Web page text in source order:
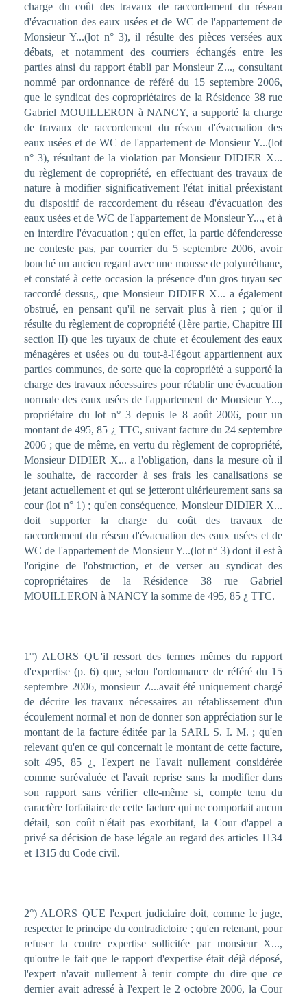
charge du coût des travaux de raccordement du réseau
d'évacuation des eaux usées et de WC de l'appartement de
Monsieur Y...(lot n° 3), il résulte des pièces versées aux
débats, et notamment des courriers échangés entre les
parties ainsi du rapport établi par Monsieur Z..., consultant
nommé par ordonnance de référé du 15 septembre 2006,
que le syndicat des copropriétaires de la Résidence 38 rue
Gabriel MOUILLERON à NANCY, a supporté la charge
de travaux de raccordement du réseau d'évacuation des
eaux usées et de WC de l'appartement de Monsieur Y...(lot
n° 3), résultant de la violation par Monsieur DIDIER X...
du règlement de copropriété, en effectuant des travaux de
nature à modifier significativement l'état initial préexistant
du dispositif de raccordement du réseau d'évacuation des
eaux usées et de WC de l'appartement de Monsieur Y..., et à
en interdire l'évacuation ; qu'en effet, la partie défenderesse
ne conteste pas, par courrier du 5 septembre 2006, avoir
bouché un ancien regard avec une mousse de polyuréthane,
et constaté à cette occasion la présence d'un gros tuyau sec
raccordé dessus,, que Monsieur DIDIER X... a également
obstrué, en pensant qu'il ne servait plus à rien ; qu'or il
résulte du règlement de copropriété (1ère partie, Chapitre III
section II) que les tuyaux de chute et écoulement des eaux
ménagères et usées ou du tout-à-l'égout appartiennent aux
parties communes, de sorte que la copropriété a supporté la
charge des travaux nécessaires pour rétablir une évacuation
normale des eaux usées de l'appartement de Monsieur Y...,
propriétaire du lot n° 3 depuis le 8 août 2006, pour un
montant de 495, 85 ¿ TTC, suivant facture du 24 septembre
2006 ; que de même, en vertu du règlement de copropriété,
Monsieur DIDIER X... a l'obligation, dans la mesure où il
le souhaite, de raccorder à ses frais les canalisations se
jetant actuellement et qui se jetteront ultérieurement sans sa
cour (lot n° 1) ; qu'en conséquence, Monsieur DIDIER X...
doit supporter la charge du coût des travaux de
raccordement du réseau d'évacuation des eaux usées et de
WC de l'appartement de Monsieur Y...(lot n° 3) dont il est à
l'origine de l'obstruction, et de verser au syndicat des
copropriétaires de la Résidence 38 rue Gabriel
MOUILLERON à NANCY la somme de 495, 85 ¿ TTC.
1°) ALORS QU'il ressort des termes mêmes du rapport
d'expertise (p. 6) que, selon l'ordonnance de référé du 15
septembre 2006, monsieur Z...avait été uniquement chargé
de décrire les travaux nécessaires au rétablissement d'un
écoulement normal et non de donner son appréciation sur le
montant de la facture éditée par la SARL S. I. M. ; qu'en
relevant qu'en ce qui concernait le montant de cette facture,
soit 495, 85 ¿, l'expert ne l'avait nullement considérée
comme surévaluée et l'avait reprise sans la modifier dans
son rapport sans vérifier elle-même si, compte tenu du
caractère forfaitaire de cette facture qui ne comportait aucun
détail, son coût n'était pas exorbitant, la Cour d'appel a
privé sa décision de base légale au regard des articles 1134
et 1315 du Code civil.
2°) ALORS QUE l'expert judiciaire doit, comme le juge,
respecter le principe du contradictoire ; qu'en retenant, pour
refuser la contre expertise sollicitée par monsieur X...,
qu'outre le fait que le rapport d'expertise était déjà déposé,
l'expert n'avait nullement à tenir compte du dire que ce
dernier avait adressé à l'expert le 2 octobre 2006, la Cour